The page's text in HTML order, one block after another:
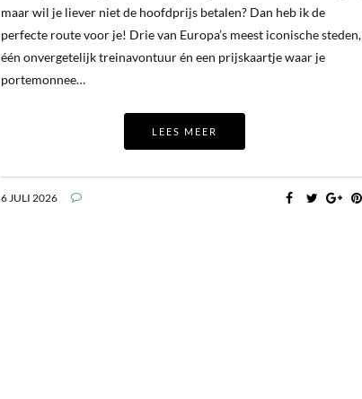
maar wil je liever niet de hoofdprijs betalen? Dan heb ik de
perfecte route voor je! Drie van Europa’s meest iconische steden,
één onvergetelijk treinavontuur én een prijskaartje waar je
portemonnee…
LEES MEER
6 JULI 2026